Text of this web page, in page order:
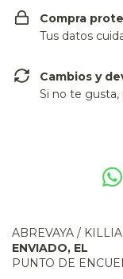
Compra
Tus datos
Cambios y
Si no te gusta,
ABREVAYA /
ENVIADO, EL
PUNTO DE